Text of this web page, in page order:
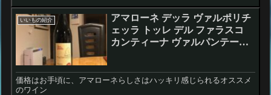
いいもの紹介
アマローネ デッラ ヴァルポリチ
ェッラ トッレ デル ファラスコ
カンティーナ ヴァルパンテーナ
価格はお手頃に、アマローネらしさはハッキリ感じられるオススメ
のワイン